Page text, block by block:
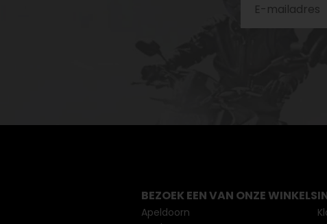
BEZOEK EEN VAN ONZE WINKELS
Apeldoorn